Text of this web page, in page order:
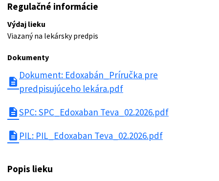
Regulačné informácie
Výdaj lieku
Viazaný na lekársky predpis
Dokumenty
description
Dokument: Edoxabán_Príručka pre
predpisujúceho lekára.pdf
descriptionSPC: SPC_Edoxaban Teva_02.2026.pdf
description PIL: PIL_Edoxaban Teva_02.2026.pdf
Popis lieku